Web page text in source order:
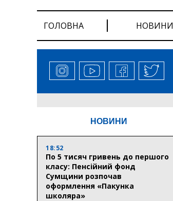
ГОЛОВНА НОВИНИ
НОВИНИ
18:52
По 5 тисяч гривень до першого
класу: Пенсійний фонд
Сумщини розпочав
оформлення «Пакунка
школяра»